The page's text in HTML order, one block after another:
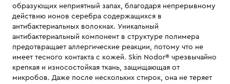
образующих неприятный запах, благодаря непрерывному
действию ионов серебра содержащихся в
антибактериальных волокнах. Уникальный
антибактериальный компонент в структуре полимера
предотвращает аллергические реакции, потому что не
имеет тесного контакта с кожей. Skin Nodor® чрезвычайно
крепкая и износостойкая ткань, защищающая от
микробов. Даже после нескольких стирок, она не теряет